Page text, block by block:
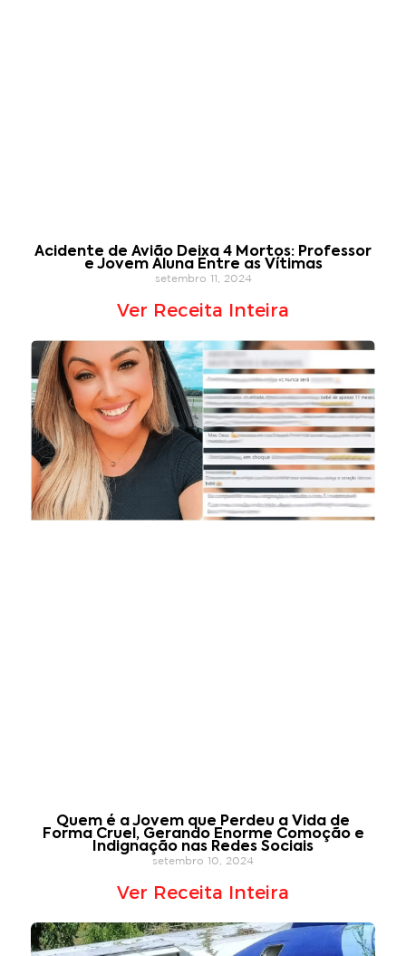
Acidente de Avião Deixa 4 Mortos: Professor
e Jovem Aluna Entre as Vítimas
setembro 11, 2024
Ver Receita Inteira
Quem é a Jovem que Perdeu a Vida de
Forma Cruel, Gerando Enorme Comoção e
Indignação nas Redes Sociais
setembro 10, 2024
Ver Receita Inteira